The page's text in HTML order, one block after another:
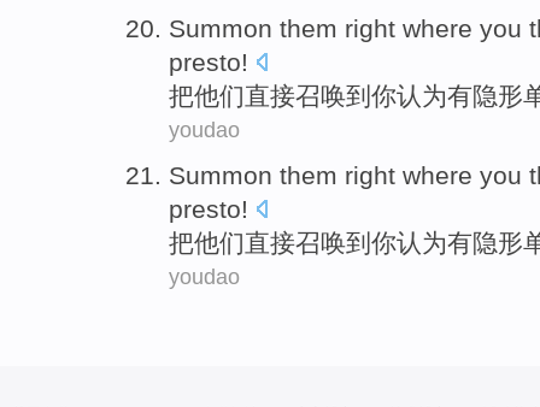
Summon them right where you
presto!
把他们直接召唤到 你认为有隐形
youdao
Summon them right where you
presto!
把他们直接召唤到 你认为有隐形
youdao